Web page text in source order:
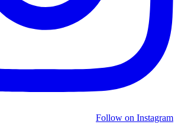
Follow on Instagram